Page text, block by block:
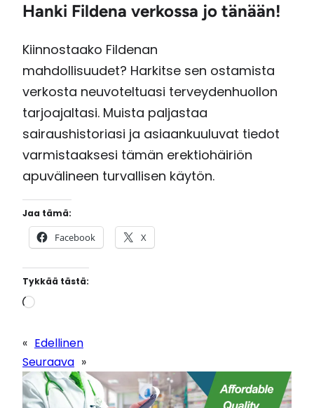
Hanki Fildena verkossa jo tänään!
Kiinnostaako Fildenan
mahdollisuudet? Harkitse sen ostamista
verkosta neuvoteltuasi terveydenhuollon
tarjoajaltasi. Muista paljastaa
sairaushistoriasi ja asiaankuuluvat tiedot
varmistaaksesi tämän erektiohäiriön
apuvälineen turvallisen käytön.
Jaa tämä:
Facebook X
Tykkää tästä:
L
a
d
n
« Edellinen
Seuraava »